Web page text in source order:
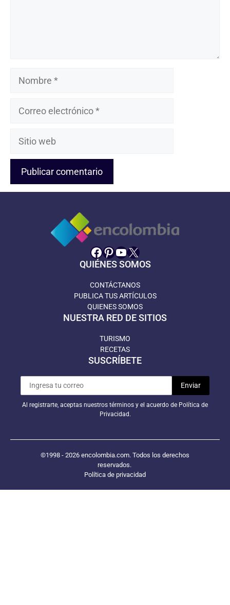
Nombre
Correo
Sitio
Facebook
Pinterest
YouTube
X
QUIÉNES SOMOS
CONTÁCTANOS
PUBLICA TUS ARTÍCULOS
QUIENES SOMOS
NUESTRA RED DE SITIOS
TURISMO
RECETAS
SUSCRÍBETE
Al registrarte, aceptas nuestros términos y el acuerdo de Política de
Privacidad.
©1998 - 2026 encolombia.com. Todos los derechos
reservados.
Política de privacidad